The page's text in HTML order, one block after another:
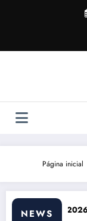
Página inicial
NEWS
com Balcões